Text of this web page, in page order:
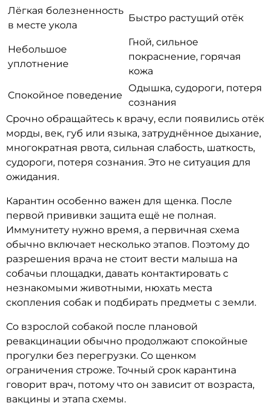
Лёгкая болезненность
в месте укола
Быстро растущий отёк
Небольшое
уплотнение
Гной, сильное
покраснение, горячая
кожа
Спокойное поведение
Одышка, судороги, потеря
сознания
Срочно обращайтесь к врачу, если появились отёк
морды, век, губ или языка, затруднённое дыхание,
многократная рвота, сильная слабость, шаткость,
судороги, потеря сознания. Это не ситуация для
ожидания.
Карантин особенно важен для щенка. После
первой прививки защита ещё не полная.
Иммунитету нужно время, а первичная схема
обычно включает несколько этапов. Поэтому до
разрешения врача не стоит вести малыша на
собачьи площадки, давать контактировать с
незнакомыми животными, нюхать места
скопления собак и подбирать предметы с земли.
Со взрослой собакой после плановой
ревакцинации обычно продолжают спокойные
прогулки без перегрузки. Со щенком
ограничения строже. Точный срок карантина
говорит врач, потому что он зависит от возраста,
вакцины и этапа схемы.